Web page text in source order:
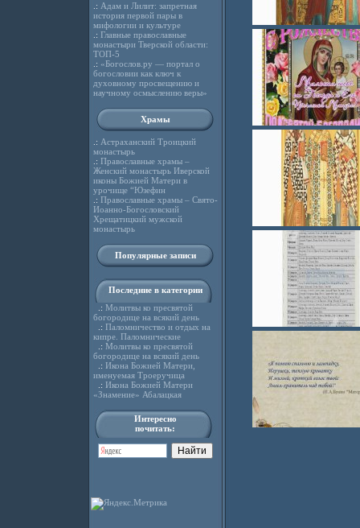
.: Адам и Лилит: запретная
история первой пары в
мифологии и культуре
.: Главные православные
монастыри Тверской области:
ТОП-5
.: «Богослов.ру — портал о
богословии как ключ к
духовному просвещению и
научному осмыслению веры»
Храмы
.: Астраханский Троицкий
монастырь
.: Православные храмы –
Женский монастырь Иверской
иконы Божией Матери в
урочище “Юзефин
.: Православные храмы – Свято-
Иоанно-Богословский
Хрещатицкий мужской
монастырь
Популярные записи
Последние в категории
.: Молитвы ко пресвятой
богородице на всякий день
.: Паломничество и отдых на
кипре. Паломнические
.: Молитвы ко пресвятой
богородице на всякий день
.: Икона Божией Матери,
именуемая Троеручица
.: Икона Божией Матери
«Знамение» Абалацкая
Интересно
почитать: